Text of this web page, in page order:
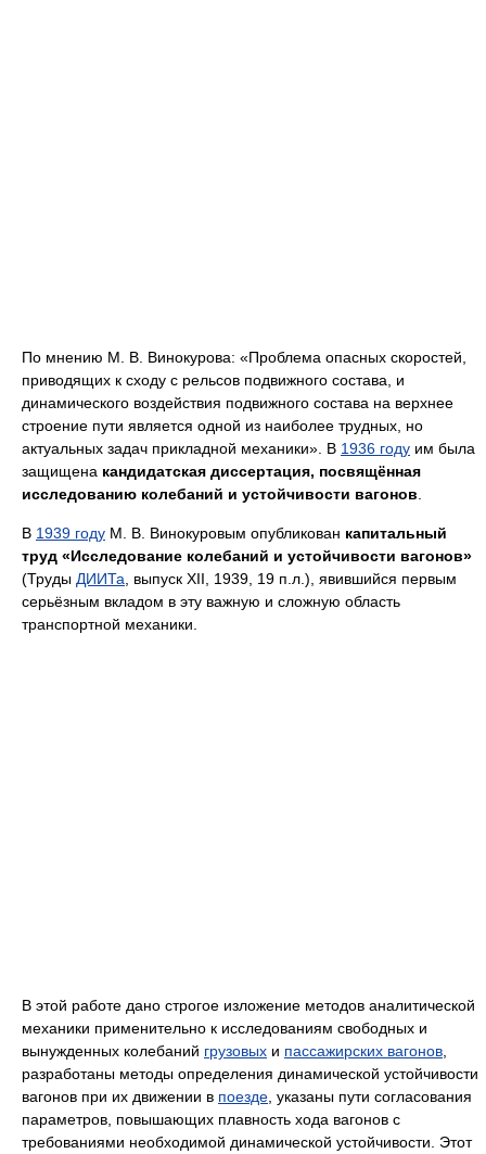
По мнению М. В. Винокурова: «Проблема опасных скоростей,
приводящих к сходу с рельсов подвижного состава, и
динамического воздействия подвижного состава на верхнее
строение пути является одной из наиболее трудных, но
актуальных задач прикладной механики». В 1936 году им была
защищена кандидатская диссертация, посвящённая
исследованию колебаний и устойчивости вагонов
В 1939 году М. В. Винокуровым опубликован капитальный
труд «Исследование колебаний и устойчивости вагонов»
(Труды ДИИТа , выпуск XII, 1939, 19 п.л.), явившийся первым
серьёзным вкладом в эту важную и сложную область
транспортной механики.
В этой работе дано строгое изложение методов аналитической
механики применительно к исследованиям свободных и
вынужденных колебаний грузовых и пассажирских вагонов
разработаны методы определения динамической устойчивости
вагонов при их движении в поезде , указаны пути согласования
параметров, повышающих плавность хода вагонов с
требованиями необходимой динамической устойчивости. Этот